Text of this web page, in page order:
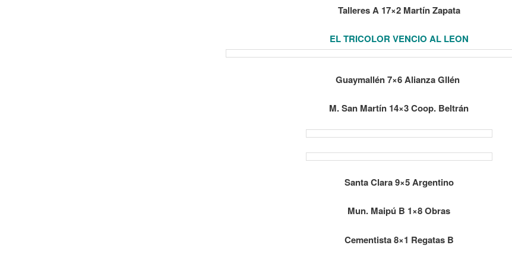
Talleres A 17×2 Martín Zapata
EL TRICOLOR VENCIO AL LEON
Guaymallén 7×6 Alianza Gllén
M. San Martín 14×3 Coop. Beltrán
Santa Clara 9×5 Argentino
Mun. Maipú B 1×8 Obras
Cementista 8×1 Regatas B